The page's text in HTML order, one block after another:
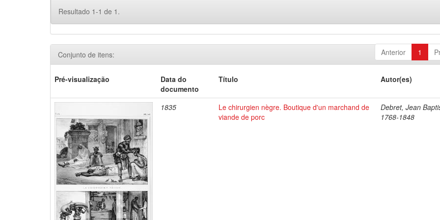
Resultado 1-1 de 1.
Anterior 1
Conjunto de itens:
Pré-visualização
Data do
documento
Título Autor(es)
1835
Le chirurgien nègre. Boutique d'un marchand de
viande de porc
Debret, Jean
1768-1848